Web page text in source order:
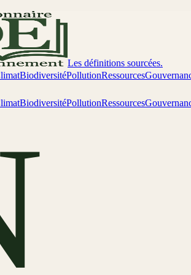
Les définitions sourcées.
BiodiversitéPollutionRessources
BiodiversitéPollutionRessources